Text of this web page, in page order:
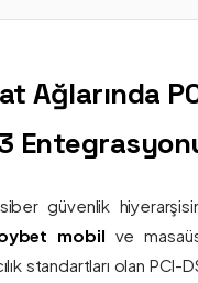
Ağlarında
siber güvenlik
mobil ve
standartları olan PCI-